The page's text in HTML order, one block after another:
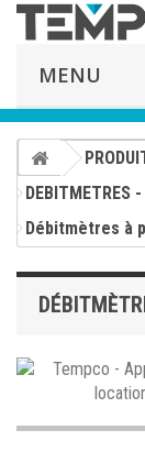
MENU
DEBITMETRES
Débitmètres à